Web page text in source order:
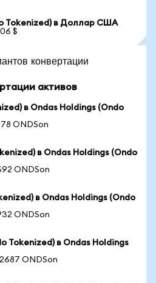
Tokenized) в Доллар США
$
конвертации
активов
в Ondas Holdings (Ondo
ONDSon
в Ondas Holdings (Ondo
ONDSon
в Ondas Holdings (Ondo
ONDSon
Tokenized) в Ondas Holdings
ONDSon